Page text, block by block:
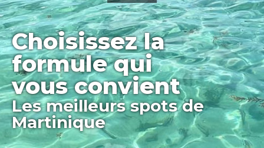
Choisissez la
formule qui
vous convient
Les meilleurs spots de
Martinique